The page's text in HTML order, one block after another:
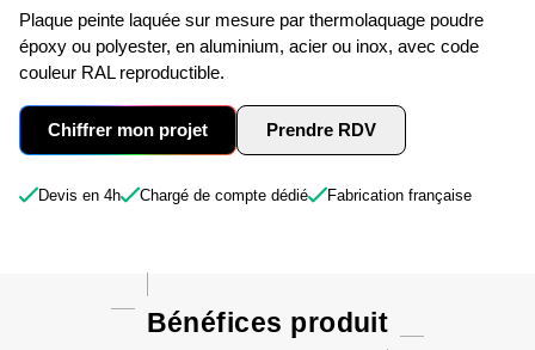
Plaque peinte laquée sur mesure par thermolaquage poudre
époxy ou polyester, en aluminium, acier ou inox, avec code
couleur RAL reproductible.
Chiffrer mon projet Prendre RDV
Devis en 4h Chargé de compte dédié Fabrication française
Bénéfices produit